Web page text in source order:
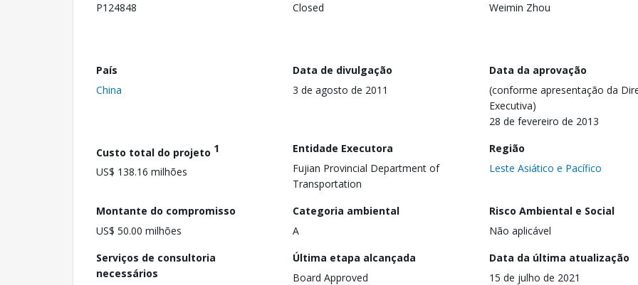
P124848
Closed
Weimin Zhou
País
China
Data de divulgação
3 de agosto de 2011
Data da aprovação
(conforme apresentação da
Executiva)
28 de fevereiro de 2013
Custo total do projeto 1
US$ 138.16 milhões
Entidade Executora
Fujian Provincial Department of
Transportation
Região
Leste Asiático e Pacífico
Montante do compromisso
US$ 50.00 milhões
Categoria ambiental
A
Risco Ambiental e Social
Não aplicável
Serviços de consultoria
necessários
Última etapa alcançada
Board Approved
Data da última atualização
15 de julho de 2021